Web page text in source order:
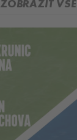
ZOBRAZIT VŠE